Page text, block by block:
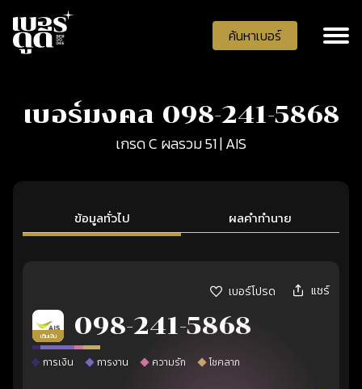
ค้นหาเบอร์
เบอร์มงคล 098-241-5868
เกรด C ผลรวม 51 | AIS
ข้อมูลทั่วไป ผลคำทำนาย
เบอร์โปรด แชร์
เติมเงิน 098-241-5868
การเงิน การงาน ความรัก โชคลาภ